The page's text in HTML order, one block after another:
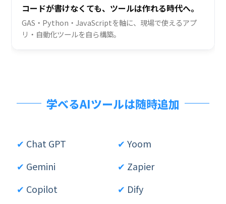
コードが書けなくても、ツールは作れる時代へ。
GAS・Python・JavaScriptを軸に、現場で使えるアプ
リ・自動化ツールを自ら構築。
学べるAIツールは随時追加
✔ Chat GPT
✔ Gemini
✔ Copilot
✔ Yoom
✔ Zapier
✔ Dify